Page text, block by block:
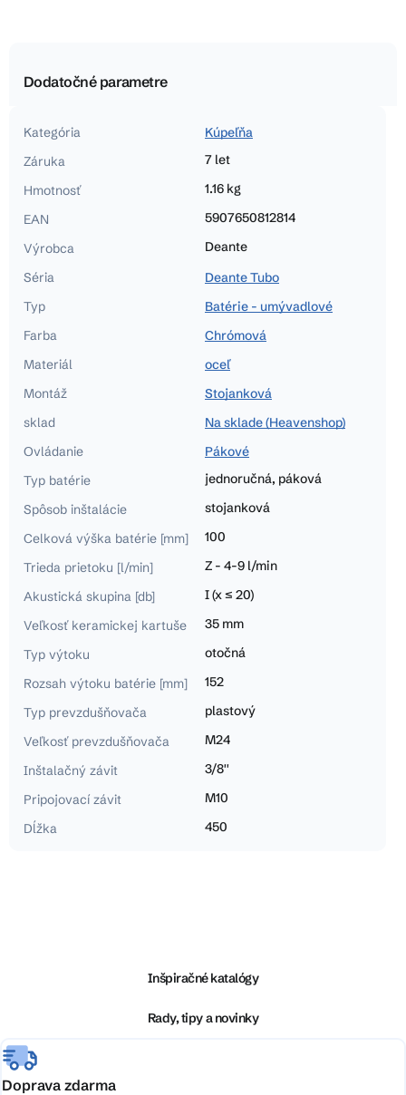
Dodatočné parametre
Kategória
Kúpeľňa
Záruka
7 let
Hmotnosť
1.16 kg
EAN
5907650812814
Výrobca
Deante
Séria
Deante Tubo
Typ
Batérie - umývadlové
Farba
Chrómová
Materiál
oceľ
Montáž
Stojanková
sklad
Na sklade (Heavenshop)
Ovládanie
Pákové
Typ batérie
jednoručná, páková
Spôsob inštalácie
stojanková
Celková výška batérie [mm]
100
Trieda prietoku [l/min]
Z - 4-9 l/min
Akustická skupina [db]
I (x ≤ 20)
Veľkosť keramickej kartuše
35 mm
Typ výtoku
otočná
Rozsah výtoku batérie [mm]
152
Typ prevzdušňovača
plastový
Veľkosť prevzdušňovača
M24
Inštalačný závit
3/8''
Pripojovací závit
M10
Dĺžka
450
e
Inšpiračné katalógy
Rady, tipy a novinky
Doprava zdarma